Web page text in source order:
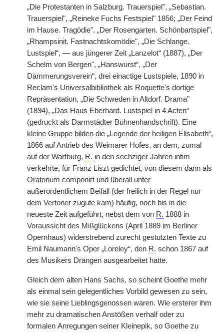
„Die Protestanten in Salzburg. Trauerspiel", „Sebastian.
Trauerspiel", „Reineke Fuchs Festspiel" 1856; „Der Feind
im Hause. Tragödie", „Der Rosengarten. Schönbartspiel",
„Rhampsinit. Fastnachtskomödie", „Die Schlange.
Lustspiel“, — aus jüngerer Zeit „Lanzelot“ (1887), „Der
Schelm von Bergen", „Hanswurst“, „Der
Dämmerungsverein“, drei einactige Lustspiele, 1890 in
Reclam's Universalbibliothek als Roquette's dortige
Repräsentation, „Die Schweden in Altdorf. Drama"
(1894), „Das Haus Eberhard. Lustspiel in 4 Acten“
(gedruckt als Darmstädter Bühnenhandschrift). Eine
kleine Gruppe bilden die „Legende der heiligen Elisabeth“,
1866 auf Antrieb des Weimarer Hofes, an dem, zumal
auf der Wartburg, R. in den sechziger Jahren intim
verkehrte, für Franz Liszt gedichtet, von diesem dann als
Oratorium componirt und überall unter
außerordentlichem Beifall (der freilich in der Regel nur
dem Vertoner zugute kam) häufig, noch bis in die
neueste Zeit aufgeführt, nebst dem von R. 1888 in
Voraussicht des Mißglückens (April 1889 im Berliner
Opernhaus) widerstrebend zurecht gestutzten Texte zu
Emil Naumann's Oper „Loreley“, den R. schon 1867 auf
des Musikers Drängen ausgearbeitet hatte.
Gleich dem alten Hans Sachs, so scheint Goethe mehr
als einmal sein gelegentliches Vorbild gewesen zu sein,
wie sie seine Lieblingsgenossen waren. Wie ersterer ihm
mehr zu dramatischen Anstößen verhalf oder zu
formalen Anregungen seiner Kleinepik, so Goethe zu